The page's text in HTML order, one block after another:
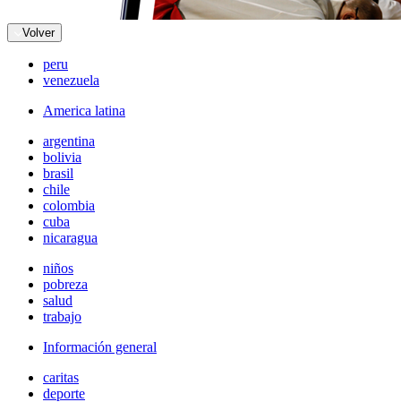
Volver
peru
venezuela
America latina
argentina
bolivia
brasil
chile
colombia
cuba
nicaragua
niños
pobreza
salud
trabajo
Información general
caritas
deporte